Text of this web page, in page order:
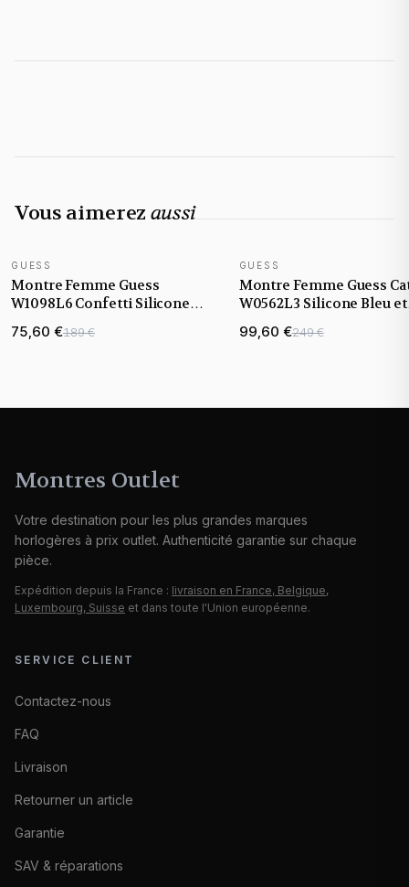
Vous aimerez aussi
GUESS
Montre Femme Guess
W1098L6 Confetti Silicone
Bleu et Acier Rose Gold
75,60 €189 €
GUESS
Montre Femme Guess
W0562L3 Silicone Bleu et
Acier Rose Gold
99,60 €249 €
Montres Outlet
Votre destination pour les plus grandes marques
horlogères à prix outlet. Authenticité garantie sur chaque
pièce.
Expédition depuis la France : livraison en France, Belgique,
Luxembourg, Suisse et dans toute l'Union européenne.
SERVICE CLIENT
Contactez-nous
FAQ
Livraison
Retourner un article
Garantie
SAV & réparations